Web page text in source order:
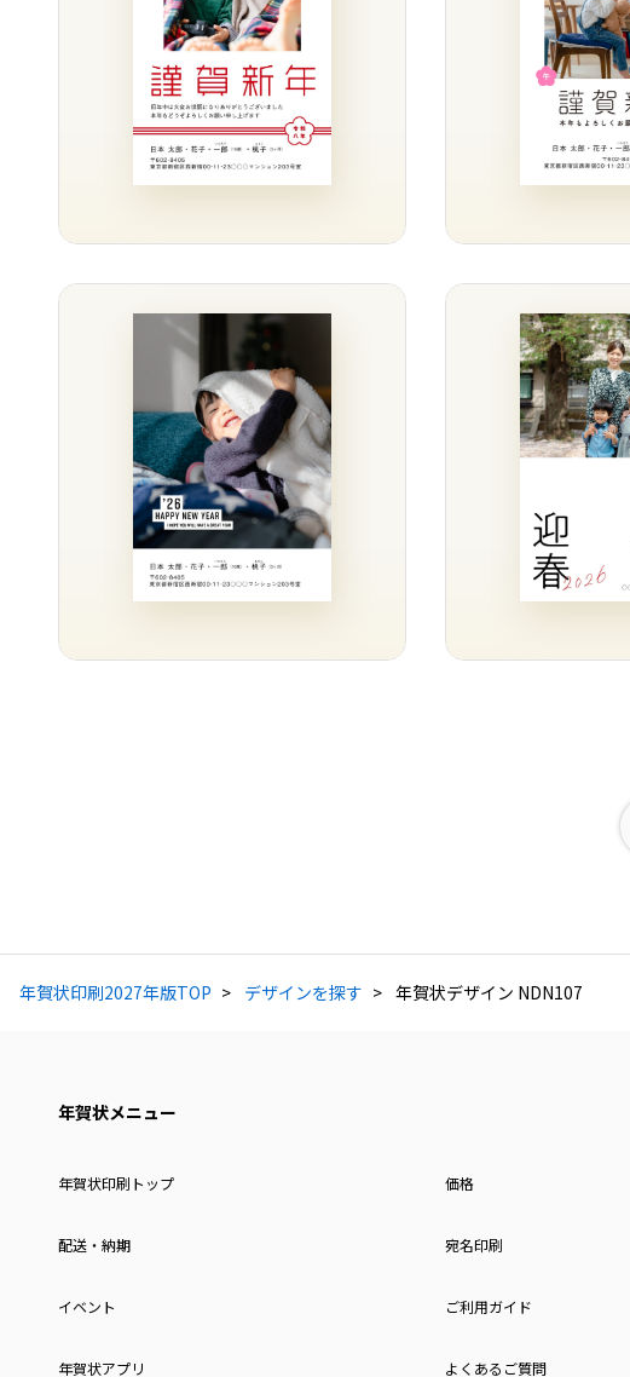
年賀状印刷2027年版TOP デザインを探す 年賀状デザイン NDN107
年賀状メニュー
年賀状印刷トップ 価格
配送・納期 宛名印刷
イベント ご利用ガイド
年賀状アプリ よくあるご質問